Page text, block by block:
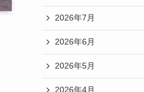
2026年7月
2026年6月
2026年5月
2026年4月